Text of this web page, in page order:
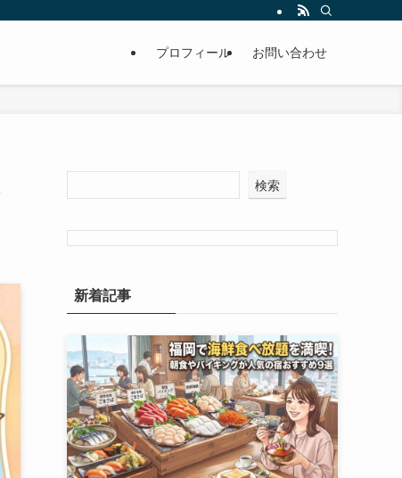
プロフィール お問い合わせ
検索
新着記事